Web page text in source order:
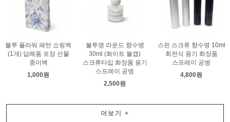
블루 플라워 패턴 쇼핑백
(1개) 답례품 포장 선물
종이백
1,000원
불투명 라운드 향수병
30ml (화이트 볼캡)
스크류타입 화장품 용기
스프레이 공병
2,500원
스핀 스크류 향수병 10ml
회전식 용기 화장품
스프레이 공병
4,800원
더보기 +